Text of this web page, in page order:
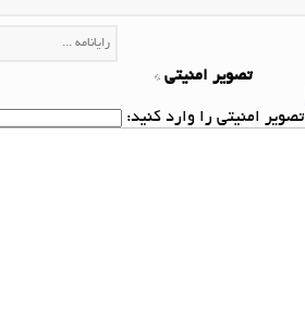
تصویر امنیتی*
تصویر امنیتی را وارد کنید: